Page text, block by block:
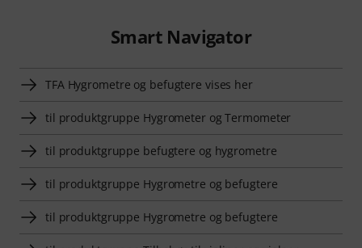
Smart Navigator
TFA Hygrometre og befugtere vises her
til produktgruppe Hygrometer og Termometer
til produktgruppe befugtere og hygrometre
til produktgruppe Hygrometre og befugtere
til produktgruppe Hygrometre og befugtere